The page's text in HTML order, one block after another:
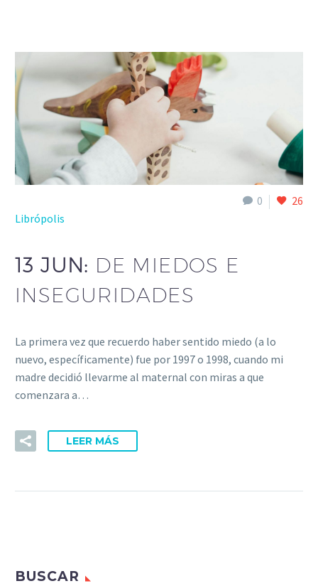
0
26
Librópolis
13 JUN: DE MIEDOS E
INSEGURIDADES
La primera vez que recuerdo haber sentido miedo (a lo
nuevo, específicamente) fue por 1997 o 1998, cuando mi
madre decidió llevarme al maternal con miras a que
comenzara a…
LEER MÁS
BUSCAR